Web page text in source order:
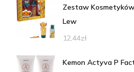
Zestaw
Lew
12,44zł
Kemon Actyva P